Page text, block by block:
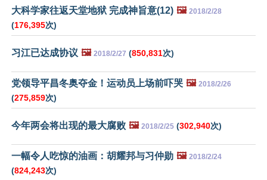
大科学家往返天堂地狱 完成神旨意(12) 🖼️ 2018/2/28
(176,395次)
习江已达成协议 🖼️ 2018/2/27 (850,831次)
党领导平昌冬奥夺金！运动员上场前吓哭 🖼️ 2018/2/26
(275,859次)
今年两会将出现的最大腐败 🖼️ 2018/2/25 (302,940次)
一幅令人吃惊的油画：胡耀邦与习仲勋 🖼️ 2018/2/24
(824,243次)